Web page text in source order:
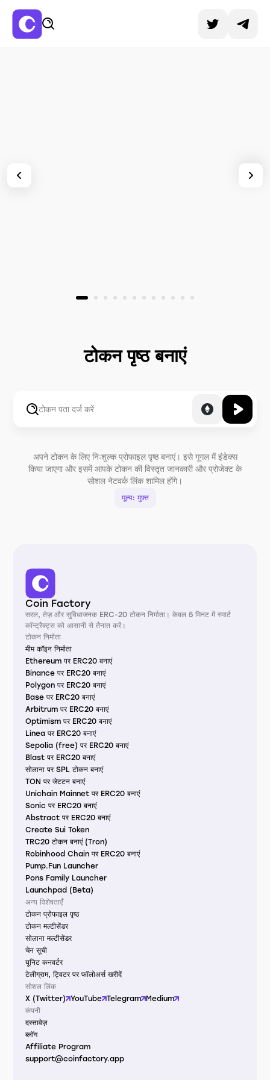
टोकन पृष्ठ बनाएं
अपने टोकन के लिए निःशुल्क प्रोफाइल पृष्ठ बनाएं। इसे गूगल में इंडेक्स
किया जाएगा और इसमें आपके टोकन की विस्तृत जानकारी और प्रोजेक्ट के
सोशल नेटवर्क लिंक शामिल होंगे।
मूल्य: मुफ़्त
Coin Factory
सरल, तेज़ और सुविधाजनक ERC-20 टोकन निर्माता। केवल 5 मिनट में स्मार्ट
कॉन्ट्रैक्ट्स को आसानी से तैनात करें।
टोकन निर्माता
मीम कॉइन निर्माता
Ethereum पर ERC20 बनाएं
Binance पर ERC20 बनाएं
Polygon पर ERC20 बनाएं
Base पर ERC20 बनाएं
Arbitrum पर ERC20 बनाएं
Optimism पर ERC20 बनाएं
Linea पर ERC20 बनाएं
Sepolia (free) पर ERC20 बनाएं
Blast पर ERC20 बनाएं
सोलाना पर SPL टोकन बनाएं
TON पर जेटटन बनाएं
Unichain Mainnet पर ERC20 बनाएं
Sonic पर ERC20 बनाएं
Abstract पर ERC20 बनाएं
Create Sui Token
TRC20 टोकन बनाएं (Tron)
Robinhood Chain पर ERC20 बनाएं
Pump.Fun Launcher
Pons Family Launcher
Launchpad (Beta)
अन्य विशेषताएँ
टोकन प्रोफाइल पृष्ठ
टोकन मल्टीसेंडर
सोलाना मल्टीसेंडर
चेन सूची
यूनिट कनवर्टर
टेलीग्राम, ट्विटर पर फॉलोअर्स खरीदें
सोशल लिंक
X (Twitter) YouTube Telegram
Medium
कंपनी
दस्तावेज़
ब्लॉग
Affiliate Program
support@coinfactory.app